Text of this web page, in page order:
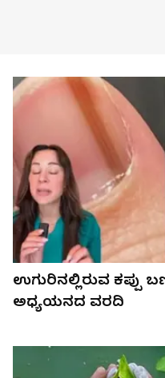
ಉಗುರಿನಲ್ಲಿರುವ ಕಪ್ಪು
ಅಧ್ಯಯನದ ವರದಿ